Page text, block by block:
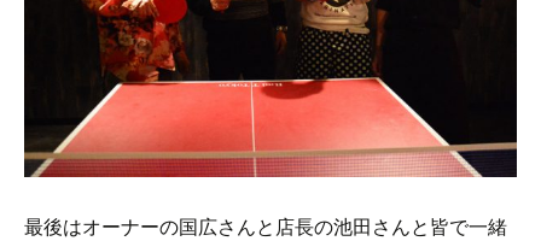
最後はオーナーの国広さんと店長の池田さんと皆で一緒